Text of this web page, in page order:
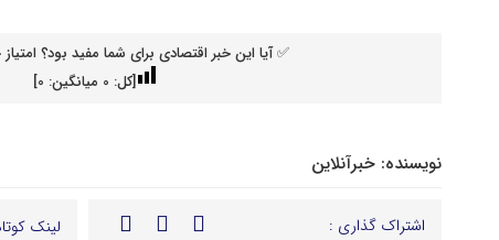
✅ آیا این خبر اقتصادی برای شما مفید بود؟
[کل: 0 میانگین: 0
]
نویسنده: خبرآنلاین
اشتراک گذاری : لینک